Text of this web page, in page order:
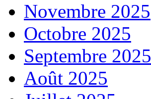
Novembre 2025
Octobre 2025
Septembre 2025
Août 2025